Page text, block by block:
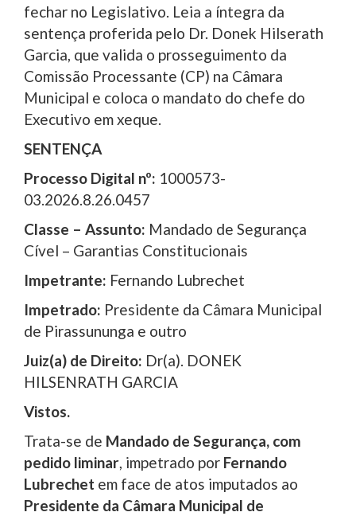
fechar no Legislativo. Leia a íntegra da
sentença proferida pelo Dr. Donek Hilserath
Garcia, que valida o prosseguimento da
Comissão Processante (CP) na Câmara
Municipal e coloca o mandato do chefe do
Executivo em xeque.
SENTENÇA
Processo Digital nº: 1000573-
03.2026.8.26.0457
Classe – Assunto: Mandado de Segurança
Cível – Garantias Constitucionais
Impetrante: Fernando Lubrechet
Impetrado: Presidente da Câmara Municipal
de Pirassununga e outro
Juiz(a) de Direito: Dr(a). DONEK
HILSENRATH GARCIA
Vistos.
Trata-se de Mandado de Segurança, com
pedido liminar, impetrado por Fernando
Lubrechet em face de atos imputados ao
Presidente da Câmara Municipal de